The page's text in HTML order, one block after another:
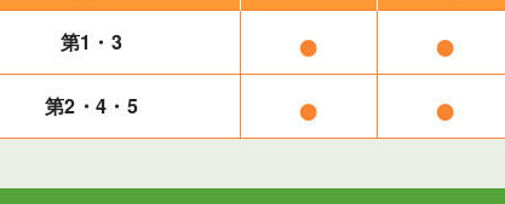
第1・3 ● ●
第2・4・5 ● ●